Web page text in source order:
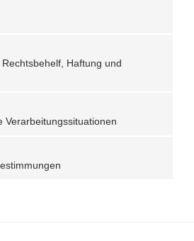
Haftung und
Verarbeitungssituationen